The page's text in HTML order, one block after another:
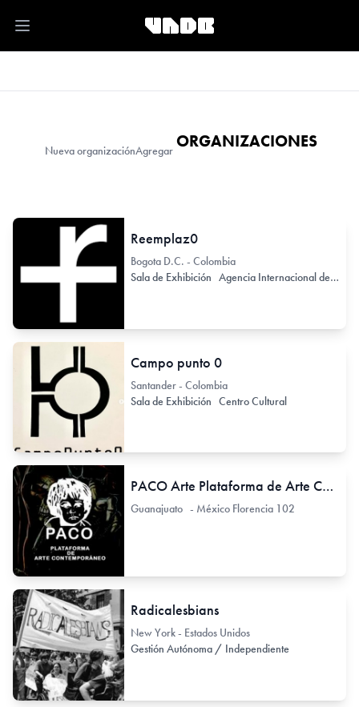
Open main menu
Nueva organizaciónAgregar ORGANIZACIONES
Reemplaz0
Bogota D.C. - Colombia
Sala de Exhibición Agencia Internacional de Arte y Cultura
Campo punto 0
Santander - Colombia
Sala de Exhibición Centro Cultural
PACO Arte Plataforma de Arte Contemporáneo
Guanajuato - México Florencia 102
Radicalesbians
New York - Estados Unidos
Gestión Autónoma / Independiente